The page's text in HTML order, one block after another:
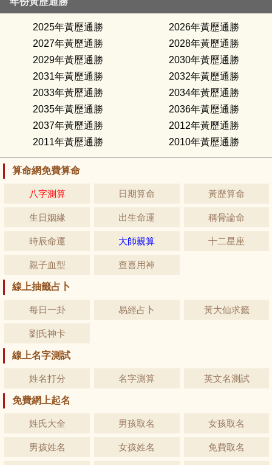
2025年黃歷通勝
2026年黃歷通勝
2027年黃歷通勝
2028年黃歷通勝
2029年黃歷通勝
2030年黃歷通勝
2031年黃歷通勝
2032年黃歷通勝
2033年黃歷通勝
2034年黃歷通勝
2035年黃歷通勝
2036年黃歷通勝
2037年黃歷通勝
2012年黃歷通勝
2011年黃歷通勝
2010年黃歷通勝
算命網免費算命
八字測算 日期算命 黃歷算命
生日姻緣 出生命運 稱骨論命
時辰命運 大師親算 十二星座
親子血型 查喜用神
線上抽籤占卜
每日一卦 易經占卜 黃大仙求籤
劉氏神卡
線上名字測試
姓名打分 名字測算 英文名測試
免費網上起名
姓氏大全 男孩取名 女孩取名
男孩姓名 女孩姓名 免費取名